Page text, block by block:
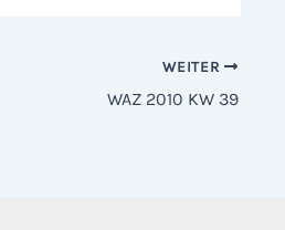
WEITER
WAZ 2010 KW 39